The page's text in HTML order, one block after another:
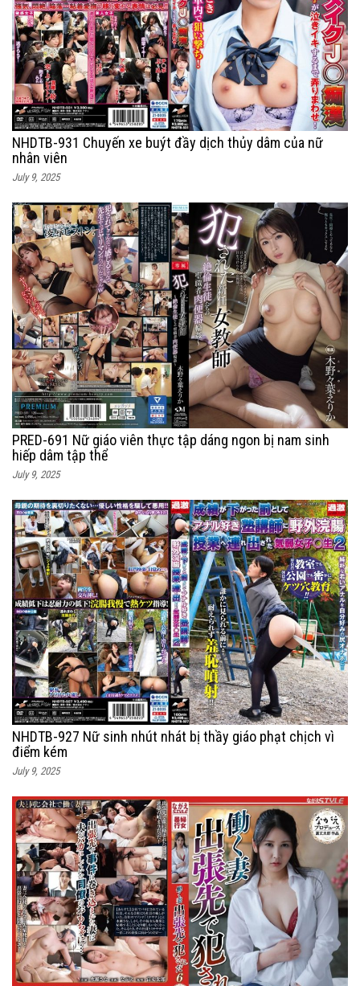
NHDTB-931 Chuyến xe buýt đầy dịch thủy dâm của nữ
nhân viên
July 9, 2025
PRED-691 Nữ giáo viên thực tập dáng ngon bị nam sinh
hiếp dâm tập thể
July 9, 2025
NHDTB-927 Nữ sinh nhút nhát bị thầy giáo phạt chịch vì
điểm kém
July 9, 2025